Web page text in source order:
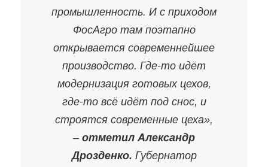
промышленность. И с приходом
ФосАгро там поэтапно
открывается современнейшее
производство. Где-то идёт
модернизация готовых цехов,
где-то всё идёт под снос, и
строятся современные цеха»,
– отметил Александр
Дрозденко. Губернатор